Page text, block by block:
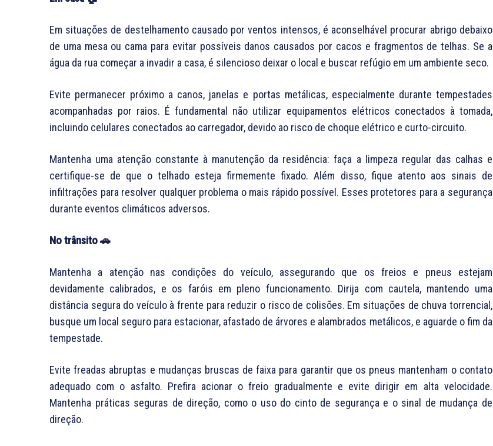
Em situações de destelhamento causado por ventos intensos, é aconselhável procurar abrigo debaixo
de uma mesa ou cama para evitar possíveis danos causados ​​por cacos e fragmentos de telhas. Se a
água da rua começar a invadir a casa, é silencioso deixar o local e buscar refúgio em um ambiente seco.
Evite permanecer próximo a canos, janelas e portas metálicas, especialmente durante tempestades
acompanhadas por raios. É fundamental não utilizar equipamentos elétricos conectados à tomada,
incluindo celulares conectados ao carregador, devido ao risco de choque elétrico e curto-circuito.
Mantenha uma atenção constante à manutenção da residência: faça a limpeza regular das calhas e
certifique-se de que o telhado esteja firmemente fixado. Além disso, fique atento aos sinais de
infiltrações para resolver qualquer problema o mais rápido possível. Esses protetores para a segurança
durante eventos climáticos adversos.
No trânsito 🚗
Mantenha a atenção nas condições do veículo, assegurando que os freios e pneus estejam
devidamente calibrados, e os faróis em pleno funcionamento. Dirija com cautela, mantendo uma
distância segura do veículo à frente para reduzir o risco de colisões. Em situações de chuva torrencial,
busque um local seguro para estacionar, afastado de árvores e alambrados metálicos, e aguarde o fim da
tempestade.
Evite freadas abruptas e mudanças bruscas de faixa para garantir que os pneus mantenham o contato
adequado com o asfalto. Prefira acionar o freio gradualmente e evite dirigir em alta velocidade.
Mantenha práticas seguras de direção, como o uso do cinto de segurança e o sinal de mudança de
direção.